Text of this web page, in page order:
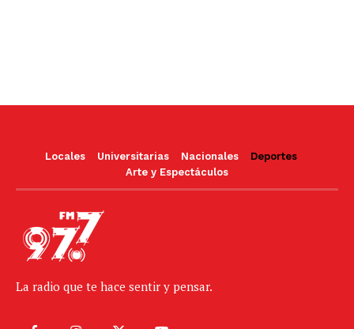
Locales Universitarias Nacionales
Deportes
Arte y Espectáculos
La radio que te hace sentir y pensar.